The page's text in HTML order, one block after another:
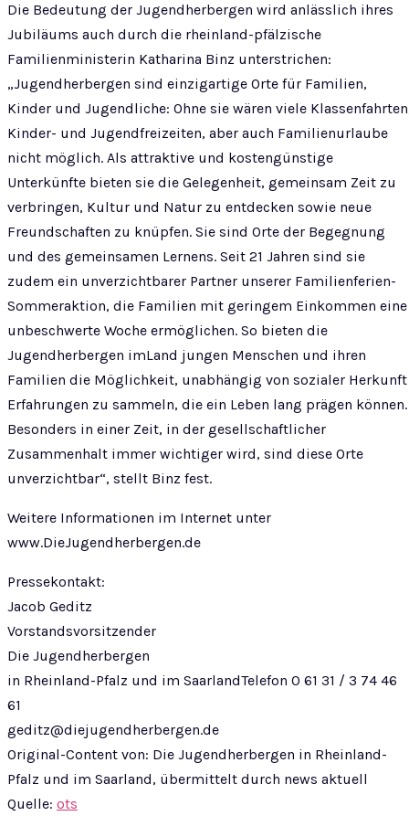
Die Bedeutung der Jugendherbergen wird anlässlich ihres
Jubiläums auch durch die rheinland-pfälzische
Familienministerin Katharina Binz unterstrichen:
„Jugendherbergen sind einzigartige Orte für Familien,
Kinder und Jugendliche: Ohne sie wären viele
Kinder- und Jugendfreizeiten, aber auch Familienurlaube
nicht möglich. Als attraktive und kostengünstige
Unterkünfte bieten sie die Gelegenheit, gemeinsam Zeit zu
verbringen, Kultur und Natur zu entdecken sowie neue
Freundschaften zu knüpfen. Sie sind Orte der Begegnung
und des gemeinsamen Lernens. Seit 21 Jahren sind sie
zudem ein unverzichtbarer Partner unserer Familienferien-
Sommeraktion, die Familien mit geringem Einkommen eine
unbeschwerte Woche ermöglichen. So bieten die
Jugendherbergen imLand jungen Menschen und ihren
Familien die Möglichkeit, unabhängig von sozialer Herkunft
Erfahrungen zu sammeln, die ein Leben lang prägen können.
Besonders in einer Zeit, in der gesellschaftlicher
Zusammenhalt immer wichtiger wird, sind diese Orte
unverzichtbar“, stellt Binz fest.
Weitere Informationen im Internet unter
www.DieJugendherbergen.de
Pressekontakt:
Jacob Geditz
Vorstandsvorsitzender
Die Jugendherbergen
in Rheinland-Pfalz und im SaarlandTelefon 0 61 31 / 3 74 46
61
geditz@diejugendherbergen.de
Original-Content von: Die Jugendherbergen in Rheinland-
Pfalz und im Saarland, übermittelt durch news aktuell
Quelle: ots